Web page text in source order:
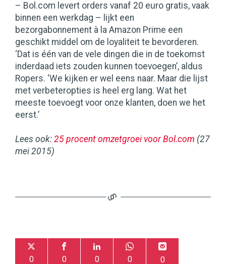
– Bol.com levert orders vanaf 20 euro gratis, vaak
binnen een werkdag – lijkt een
bezorgabonnement à la Amazon Prime een
geschikt middel om de loyaliteit te bevorderen.
‘Dat is één van de vele dingen die in de toekomst
inderdaad iets zouden kunnen toevoegen’, aldus
Ropers. ‘We kijken er wel eens naar. Maar die lijst
met verbeteropties is heel erg lang. Wat het
meeste toevoegt voor onze klanten, doen we het
eerst.’
Lees ook: 25 procent omzetgroei voor Bol.com (27
mei 2015)
0 0 0 0 0